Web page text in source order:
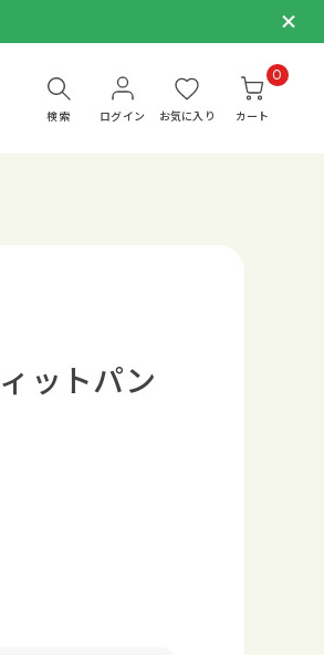
検索 ログイン お気に入り
0
カート
ットパン